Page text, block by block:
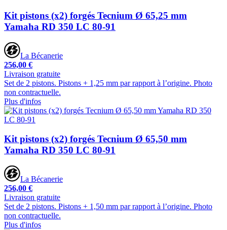
Kit pistons (x2) forgés Tecnium Ø 65,25 mm
Yamaha RD 350 LC 80-91
La Bécanerie
256,00 €
Livraison gratuite
Set de 2 pistons. Pistons + 1,25 mm par rapport à l’origine. Photo
non contractuelle.
Plus d'infos
Kit pistons (x2) forgés Tecnium Ø 65,50 mm
Yamaha RD 350 LC 80-91
La Bécanerie
256,00 €
Livraison gratuite
Set de 2 pistons. Pistons + 1,50 mm par rapport à l’origine. Photo
non contractuelle.
Plus d'infos